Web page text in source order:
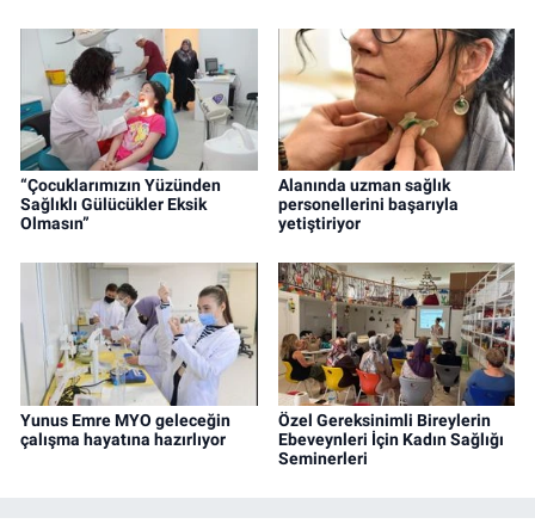
“Çocuklarımızın Yüzünden
Sağlıklı Gülücükler Eksik
Olmasın”
Alanında uzman sağlık
personellerini başarıyla
yetiştiriyor
Yunus Emre MYO geleceğin
çalışma hayatına hazırlıyor
Özel Gereksinimli Bireylerin
Ebeveynleri İçin Kadın Sağlığı
Seminerleri